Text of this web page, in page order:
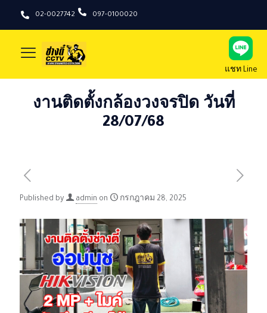
02-0027742 097-0100020
แชท Line
งานติดตั้งกล้องวงจรปิด วันที่
28/07/68
Published by admin on กรกฎาคม 28, 2025